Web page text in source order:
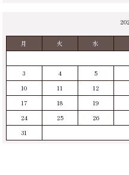
月 火 水
3
4 5
10
11 12
17
18 19
24
25 26
31